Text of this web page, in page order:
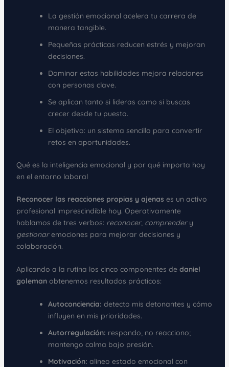
La gestión emocional acelera tu carrera de
manera tangible.
Pequeñas prácticas reducen estrés y mejoran
decisiones.
Dominar estas habilidades mejora relaciones
con personas clave.
Se aplican tanto si lideras como si buscas
crecer desde tu puesto.
El objetivo: un sistema sencillo para convertir
retos en oportunidades.
Qué es la inteligencia emocional y por qué importa hoy
en el entorno laboral
Reconocer las reacciones propias y ajenas es un activo
profesional imprescindible hoy. Operativamente
hablamos de tres verbos: reconocer, comprendery
gestionaremociones para mejorar decisiones y
colaboración.
Aplicando a la rutina los cinco componentes de daniel
golemanobtenemos resultados prácticos:
Autoconciencia: detecto mis detonantes y cómo
influyen en mis prioridades.
Autorregulación: respondo, no reacciono;
mantengo calma bajo presión.
Motivación: alineo estado emocional con